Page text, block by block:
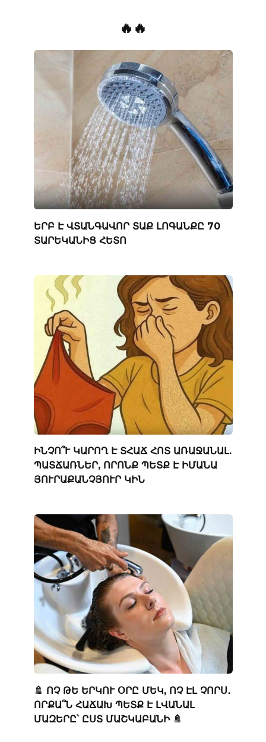
🔥🔥
ԵՐԲ Է ՎՏԱՆԳԱՎՈՐ ՏԱՔ ԼՈԳԱՆՔԸ 70
ՏԱՐԵԿԱՆԻՑ ՀԵՏՈ
ԻՆՉՈ՞Ւ ԿԱՐՈՂ Է ՏՀԱՃ ՀՈՏ ԱՌԱՋԱՆԱԼ.
ՊԱՏՃԱՌՆԵՐ, ՈՐՈՆՔ ՊԵՏՔ Է ԻՄԱՆԱ
ՅՈՒՐԱՔԱՆՉՅՈՒՐ ԿԻՆ
🚿 ՈՉ ԹԵ ԵՐԿՈՒ ՕՐԸ ՄԵԿ, ՈՉ ԷԼ ՉՈՐՍ․
ՈՐՔԱ՞Ն ՀԱՃԱԽ ՊԵՏՔ Է ԼՎԱՆԱԼ
ՄԱԶԵՐԸ՝ ԸՍՏ ՄԱՇԿԱԲԱՆԻ 🚿